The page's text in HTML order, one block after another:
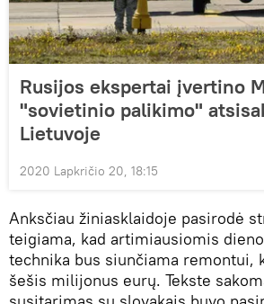
Rusijos ekspertai įvertino
"sovietinio palikimo"
Lietuvoje
2020 Lapkričio 20, 18:15
Anksčiau žiniasklaidoje pasirodė
teigiama, kad artimiausiomis
technika bus siunčiama remontui,
šešis milijonus eurų. Tekste